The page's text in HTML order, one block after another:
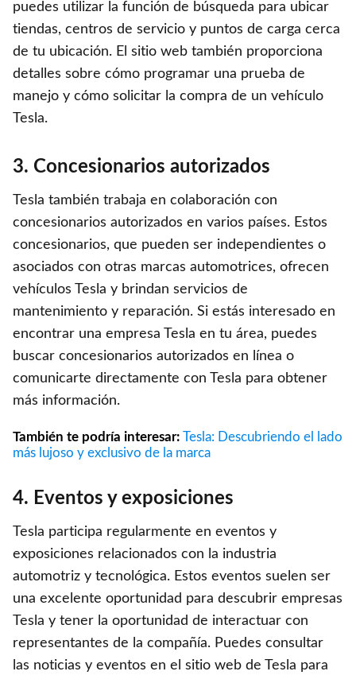
puedes utilizar la función de búsqueda para ubicar
tiendas, centros de servicio y puntos de carga cerca
de tu ubicación. El sitio web también proporciona
detalles sobre cómo programar una prueba de
manejo y cómo solicitar la compra de un vehículo
Tesla.
3. Concesionarios autorizados
Tesla también trabaja en colaboración con
concesionarios autorizados en varios países. Estos
concesionarios, que pueden ser independientes o
asociados con otras marcas automotrices, ofrecen
vehículos Tesla y brindan servicios de
mantenimiento y reparación. Si estás interesado en
encontrar una empresa Tesla en tu área, puedes
buscar concesionarios autorizados en línea o
comunicarte directamente con Tesla para obtener
más información.
También te podría interesar: Tesla: Descubriendo el lado
más lujoso y exclusivo de la marca
4. Eventos y exposiciones
Tesla participa regularmente en eventos y
exposiciones relacionados con la industria
automotriz y tecnológica. Estos eventos suelen ser
una excelente oportunidad para descubrir empresas
Tesla y tener la oportunidad de interactuar con
representantes de la compañía. Puedes consultar
las noticias y eventos en el sitio web de Tesla para